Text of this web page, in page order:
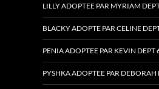
LILLY ADOPTEE PAR MYRIAM
BLACKY ADOPTE PAR CELINE
PENIA ADOPTEE PAR KEVIN DEPT
PYSHKA ADOPTEE PAR DEBORAH